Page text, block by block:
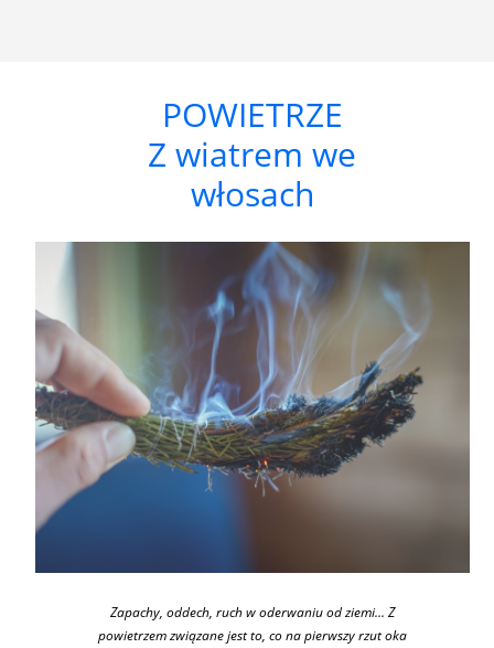
POWIETRZE
Z wiatrem we
włosach
Zapachy, oddech, ruch w oderwaniu od ziemi... Z
powietrzem związane jest to, co na pierwszy rzut oka